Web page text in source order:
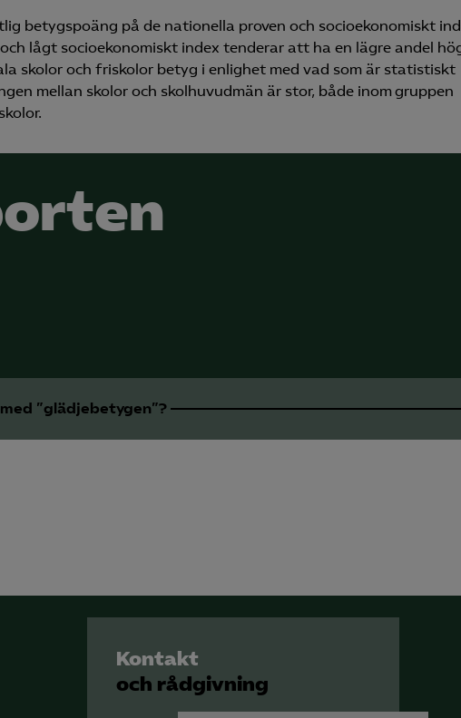
betygspoäng på de nationella proven och socioekonomiskt
lågt socioekonomiskt index tenderar att ha en lägre andel
skolor och friskolor betyg i enlighet med vad som är statistiskt
mellan skolor och skolhuvudmän är stor, både inom gruppen
”glädjebetygen”?
Kontakt
och rådgivning